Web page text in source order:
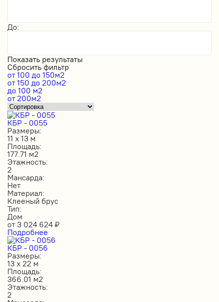
До:
Показать результаты
Сбросить фильтр
от 100 до 150м2
от 150 до 200м2
до 100 м2
от 200м2
КБР - 0055
Размеры:
11 х 13 м
Площадь:
177.71 м2
Этажность:
2
Мансарда:
Нет
Материал:
Клееный брус
Тип:
Дом
от 3 024 624 ₽
Подробнее
КБР - 0056
Размеры:
13 х 22 м
Площадь:
366.01 м2
Этажность:
2